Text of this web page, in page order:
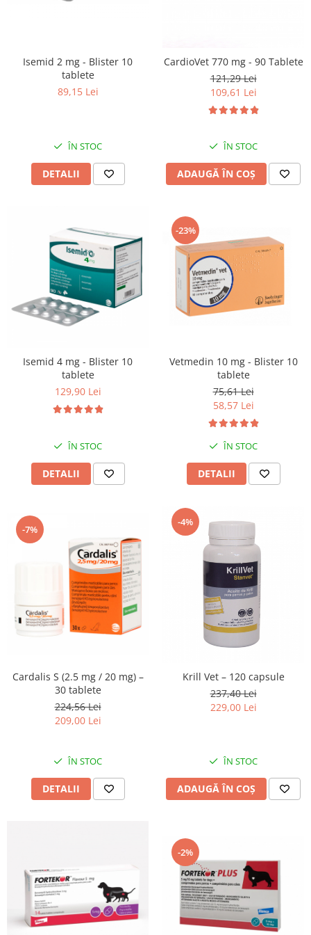
Isemid 2 mg - Blister 10
tablete
89,15 Lei
ÎN STOC
DETALII
CardioVet 770 mg - 90 Tablete
121,29 Lei
109,61 Lei
ÎN STOC
ADAUGĂ ÎN COȘ
Isemid 4 mg - Blister 10
tablete
129,90 Lei
ÎN STOC
DETALII
-23%
Vetmedin 10 mg - Blister 10
tablete
75,61 Lei
58,57 Lei
ÎN STOC
DETALII
-7%
Cardalis S (2.5 mg / 20 mg) –
30 tablete
224,56 Lei
209,00 Lei
ÎN STOC
DETALII
-4%
Krill Vet – 120 capsule
237,40 Lei
229,00 Lei
ÎN STOC
ADAUGĂ ÎN COȘ
-2%